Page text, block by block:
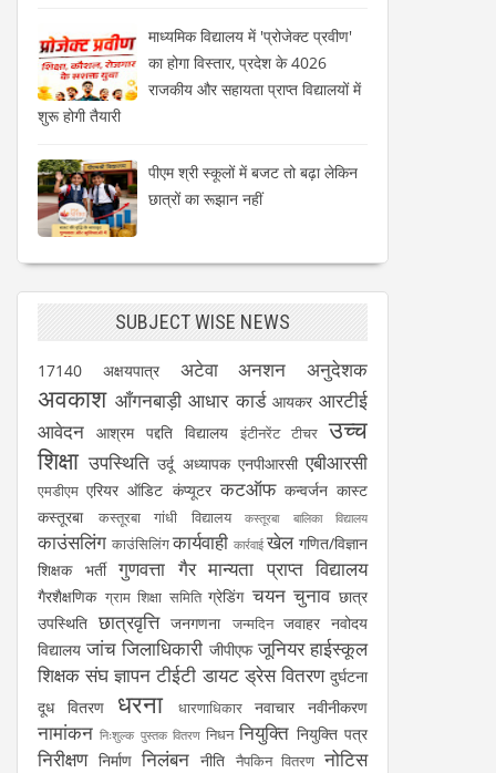
माध्यमिक विद्यालय में 'प्रोजेक्ट प्रवीण'
का होगा विस्तार, प्रदेश के 4026
राजकीय और सहायता प्राप्त विद्यालयों में
शुरू होगी तैयारी
पीएम श्री स्कूलों में बजट तो बढ़ा लेकिन
छात्रों का रूझान नहीं
SUBJECT WISE NEWS
17140 अक्षयपात्र अटेवा अनशन अनुदेशक
अवकाश आँगनबाड़ी आधार कार्ड आयकर आरटीई
आवेदन आश्रम पद्दति विद्यालय इंटीनरेंट टीचर उच्च
शिक्षा उपस्थिति उर्दू अध्यापक एनपीआरसी एबीआरसी
एमडीएम एरियर ऑडिट कंप्यूटर कटऑफ कन्वर्जन कास्ट
कस्तूरबा
कस्तूरबा गांधी विद्यालय कस्तूरबा बालिका विद्यालय
काउंसलिंग काउंसिलिंग कार्यवाही कार्रवाई खेल गणित/विज्ञान
शिक्षक भर्ती
गुणवत्ता गैर मान्यता प्राप्त विद्यालय
गैरशैक्षणिक ग्राम शिक्षा समिति ग्रेडिंग चयन चुनाव छात्र
उपस्थिति छात्रवृत्ति जनगणना जन्मदिन जवाहर नवोदय
विद्यालय जांच जिलाधिकारी जीपीएफ जूनियर हाईस्कूल
शिक्षक संघ ज्ञापन टीईटी डायट ड्रेस वितरण दुर्घटना
दूध वितरण
धरना धारणाधिकार नवाचार नवीनीकरण
नामांकन निःशुल्क पुस्तक वितरण निधन नियुक्ति नियुक्ति पत्र
निरीक्षण निर्माण निलंबन नीति नैपकिन वितरण नोटिस